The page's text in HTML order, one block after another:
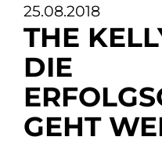
25.08.2018
THE
DIE
GEHT